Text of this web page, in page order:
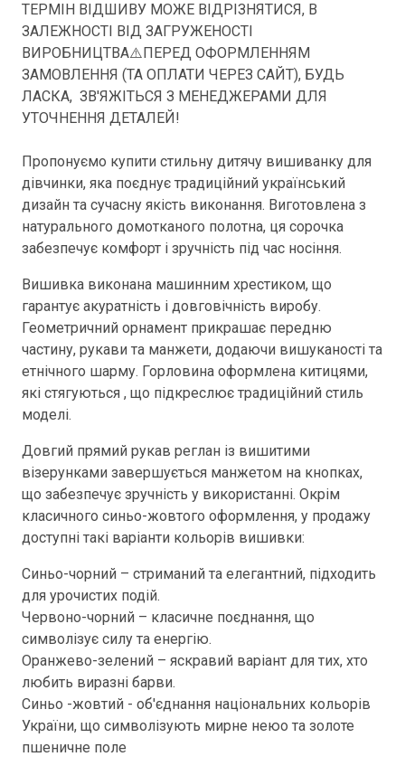
ТЕРМІН ВІДШИВУ МОЖЕ ВІДРІЗНЯТИСЯ, В
ЗАЛЕЖНОСТІ ВІД ЗАГРУЖЕНОСТІ
ВИРОБНИЦТВА⚠️ПЕРЕД ОФОРМЛЕННЯМ
ЗАМОВЛЕННЯ (ТА ОПЛАТИ ЧЕРЕЗ САЙТ), БУДЬ
ЛАСКА, ЗВ'ЯЖІТЬСЯ З МЕНЕДЖЕРАМИ ДЛЯ
УТОЧНЕННЯ ДЕТАЛЕЙ!
Пропонуємо купити стильну дитячу вишиванку для
дівчинки, яка поєднує традиційний український
дизайн та сучасну якість виконання. Виготовлена з
натурального домотканого полотна, ця сорочка
забезпечує комфорт і зручність під час носіння.
Вишивка виконана машинним хрестиком, що
гарантує акуратність і довговічність виробу.
Геометричний орнамент прикрашає передню
частину, рукави та манжети, додаючи вишуканості та
етнічного шарму. Горловина оформлена китицями,
які стягуються , що підкреслює традиційний стиль
моделі.
Довгий прямий рукав реглан із вишитими
візерунками завершується манжетом на кнопках,
що забезпечує зручність у використанні. Окрім
класичного синьо-жовтого оформлення, у продажу
доступні такі варіанти кольорів вишивки:
Синьо-чорний – стриманий та елегантний, підходить
для урочистих подій.
Червоно-чорний – класичне поєднання, що
символізує силу та енергію.
Оранжево-зелений – яскравий варіант для тих, хто
любить виразні барви.
Синьо -жовтий - об'єднання національних кольорів
України, що символізують мирне неюо та золоте
пшеничне поле